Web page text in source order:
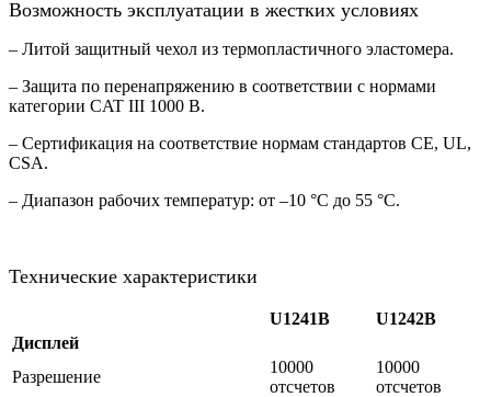
Возможность эксплуатации в жестких условиях
– Литой защитный чехол из термопластичного эластомера.
– Защита по перенапряжению в соответствии с нормами
категории CAT III 1000 В.
– Сертификация на соответствие нормам стандартов CE, UL,
CSA.
– Диапазон рабочих температур: от –10 °C до 55 °C.
Технические характеристики
U1241B
U1242B
Дисплей
Разрешение
10000
отсчетов
10000
отсчетов